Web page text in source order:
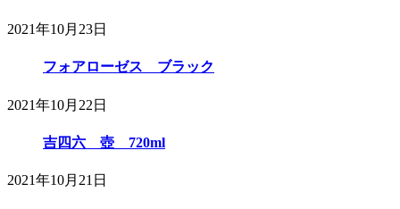
2021年10月23日
フォアローゼス ブラック
2021年10月22日
吉四六 壺 720ml
2021年10月21日